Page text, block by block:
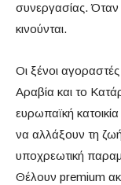
συνεργασίας. Όταν
κινούνται.
Οι ξένοι
Αραβία και το
ευρωπαϊκή
να αλλάξουν τη
υποχρεωτική
Θέλουν premium